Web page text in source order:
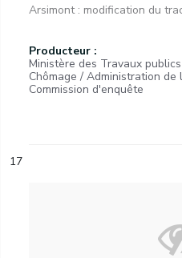
Arsimont : modification du
Producteur :
Ministère des Travaux
Chômage / Administration de
Commission d'enquête
17